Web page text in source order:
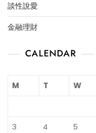
談性說愛
金融理財
CALENDAR
M T W
3
4 5